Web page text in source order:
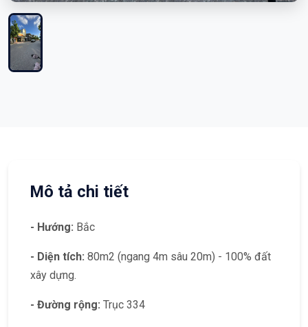
Mô tả chi tiết
- Hướng: Bắc
- Diện tích: 80m2 (ngang 4m sâu 20m) - 100% đất
xây dựng.
- Đường rộng: Trục 334